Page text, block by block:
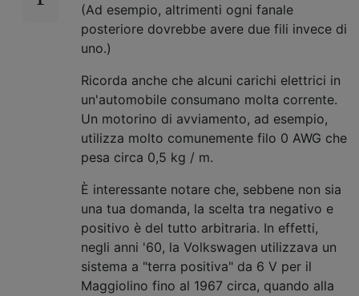
(Ad esempio, altrimenti ogni fanale
posteriore dovrebbe avere due fili invece di
uno.)
Ricorda anche che alcuni carichi elettrici in
un'automobile consumano molta corrente.
Un motorino di avviamento, ad esempio,
utilizza molto comunemente filo 0 AWG che
pesa circa 0,5 kg / m.
È interessante notare che, sebbene non sia
una tua domanda, la scelta tra negativo e
positivo è del tutto arbitraria. In effetti,
negli anni '60, la Volkswagen utilizzava un
sistema a "terra positiva" da 6 V per il
Maggiolino fino al 1967 circa, quando alla